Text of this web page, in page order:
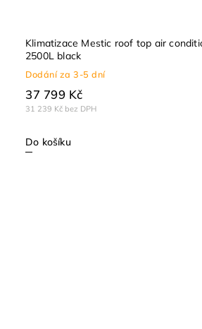
Klimatizace Mestic roof top air
2500L black
Dodání za 3-5 dní
31 239 Kč bez DPH
37 799 Kč
Do košíku